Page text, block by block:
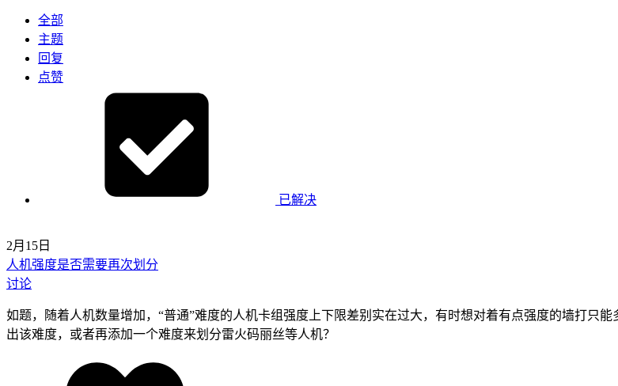
全部
主题
回复
点赞
已解决
2月15日
人机强度是否需要再次划分
讨论
如题，随着人机数量增加，“普通”难度的人机卡组强度上下限差别实在过大，有时想对着有点强度的墙打只
出该难度，或者再添加一个难度来划分雷火码丽丝等人机？